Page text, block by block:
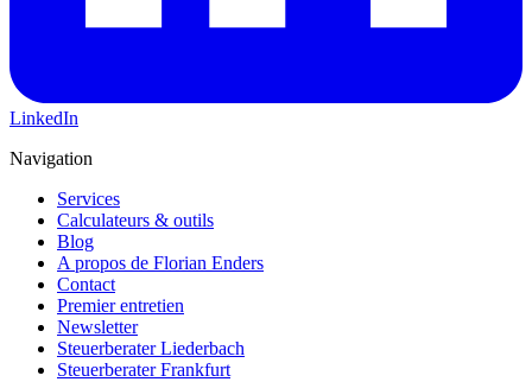
LinkedIn
Navigation
Services
Calculateurs & outils
Blog
A propos de Florian Enders
Contact
Premier entretien
Newsletter
Steuerberater Liederbach
Steuerberater Frankfurt